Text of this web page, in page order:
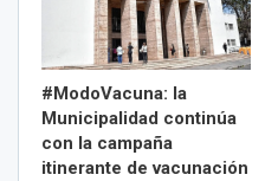
#ModoVacuna: la
Municipalidad continúa
con la campaña
itinerante de vacunación